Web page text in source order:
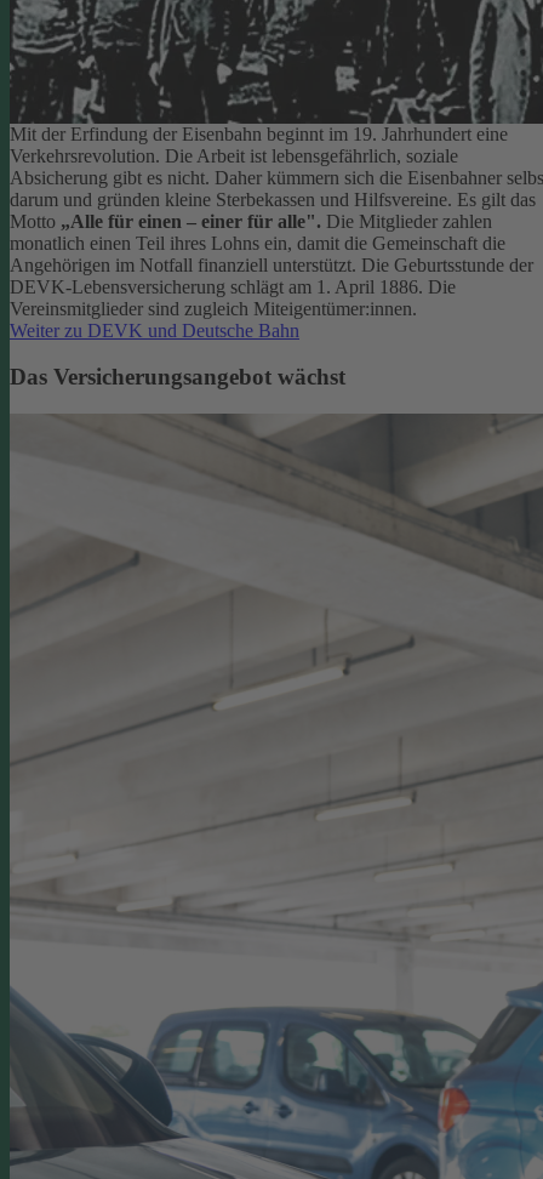
Mit der Erfindung der Eisenbahn beginnt im 19. Jahrhundert eine
Verkehrsrevolution. Die Arbeit ist lebensgefährlich, soziale
Absicherung gibt es nicht. Daher kümmern sich die Eisenbahner
darum und gründen kleine Sterbekassen und Hilfsvereine. Es gilt das
Motto „Alle für einen – einer für alle". Die Mitglieder zahlen
monatlich einen Teil ihres Lohns ein, damit die Gemeinschaft die
Angehörigen im Notfall finanziell unterstützt. Die Geburtsstunde der
DEVK-Lebensversicherung schlägt am 1. April 1886. Die
Vereinsmitglieder sind zugleich Miteigentümer:innen.
Weiter zu DEVK und Deutsche Bahn
Das Versicherungsangebot wächst